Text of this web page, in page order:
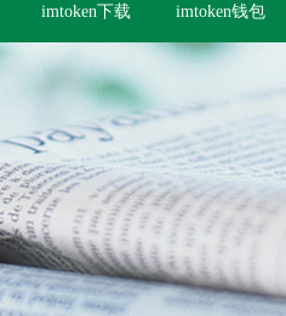
imtoken下载 imtoken钱包